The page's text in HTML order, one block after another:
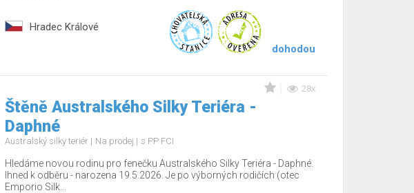
Hradec Králové
dohodou
28x
Štěně Australského Silky Teriéra -
Daphné
Australský silky teriér Na prodej s PP FCI
Hledáme novou rodinu pro fenečku Australského Silky Teriéra - Daphné.
Ihned k odběru - narozena 19.5.2026. Je po výborných rodičích (otec
Emporio Silk...